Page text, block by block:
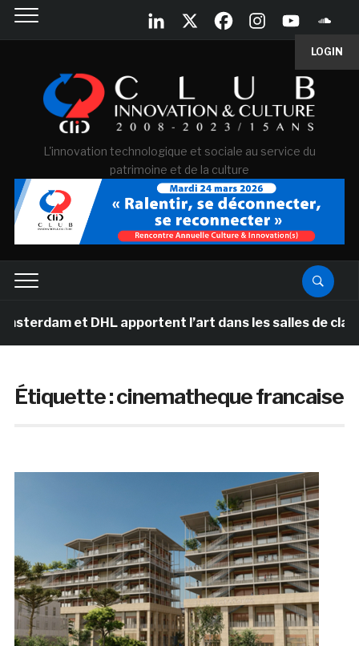
LOGIN
L'innovation technologique et sociale au service du
patrimoine et de la culture
DHL apportent l’art dans les salles de classe des
Étiquette :cinematheque francaise